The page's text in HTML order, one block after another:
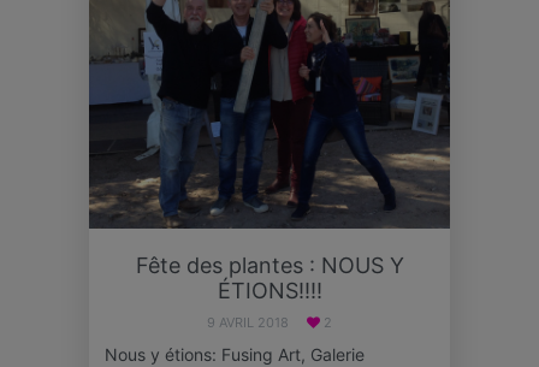
Fête des plantes : NOUS Y
ÉTIONS!!!!
9 AVRIL 2018 2
Nous y étions: Fusing Art, Galerie